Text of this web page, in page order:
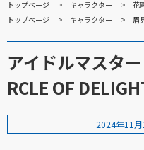
トップページ
キャラクター
花
トップページ
キャラクター 眉
アイドルマスタ
RCLE OF
2024年11